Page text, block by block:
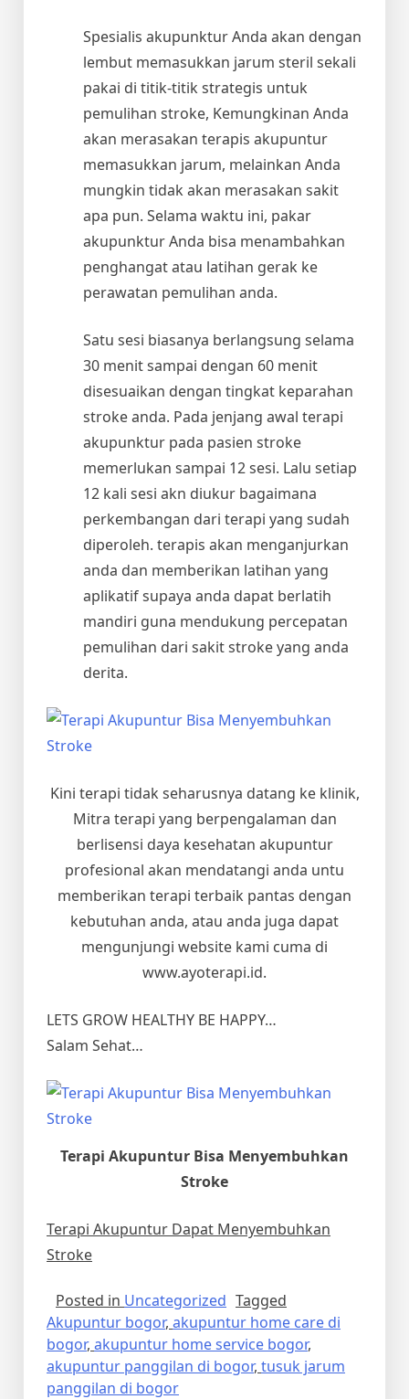
Spesialis akupunktur Anda akan dengan
lembut memasukkan jarum steril sekali
pakai di titik-titik strategis untuk
pemulihan stroke, Kemungkinan Anda
akan merasakan terapis akupuntur
memasukkan jarum, melainkan Anda
mungkin tidak akan merasakan sakit
apa pun. Selama waktu ini, pakar
akupunktur Anda bisa menambahkan
penghangat atau latihan gerak ke
perawatan pemulihan anda.
Satu sesi biasanya berlangsung selama
30 menit sampai dengan 60 menit
disesuaikan dengan tingkat keparahan
stroke anda. Pada jenjang awal terapi
akupunktur pada pasien stroke
memerlukan sampai 12 sesi. Lalu setiap
12 kali sesi akn diukur bagaimana
perkembangan dari terapi yang sudah
diperoleh. terapis akan menganjurkan
anda dan memberikan latihan yang
aplikatif supaya anda dapat berlatih
mandiri guna mendukung percepatan
pemulihan dari sakit stroke yang anda
derita.
Kini terapi tidak seharusnya datang ke klinik,
Mitra terapi yang berpengalaman dan
berlisensi daya kesehatan akupuntur
profesional akan mendatangi anda untu
memberikan terapi terbaik pantas dengan
kebutuhan anda, atau anda juga dapat
mengunjungi website kami cuma di
www.ayoterapi.id.
LETS GROW HEALTHY BE HAPPY…
Salam Sehat…
Terapi Akupuntur Bisa Menyembuhkan
Stroke
Terapi Akupuntur Dapat Menyembuhkan
Stroke
Posted in Uncategorized Tagged
Akupuntur bogor, akupuntur home care di
bogor, akupuntur home service bogor,
akupuntur panggilan di bogor, tusuk jarum
panggilan di bogor